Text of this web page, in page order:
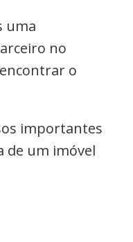
uma
no
o
importantes
de um imóvel